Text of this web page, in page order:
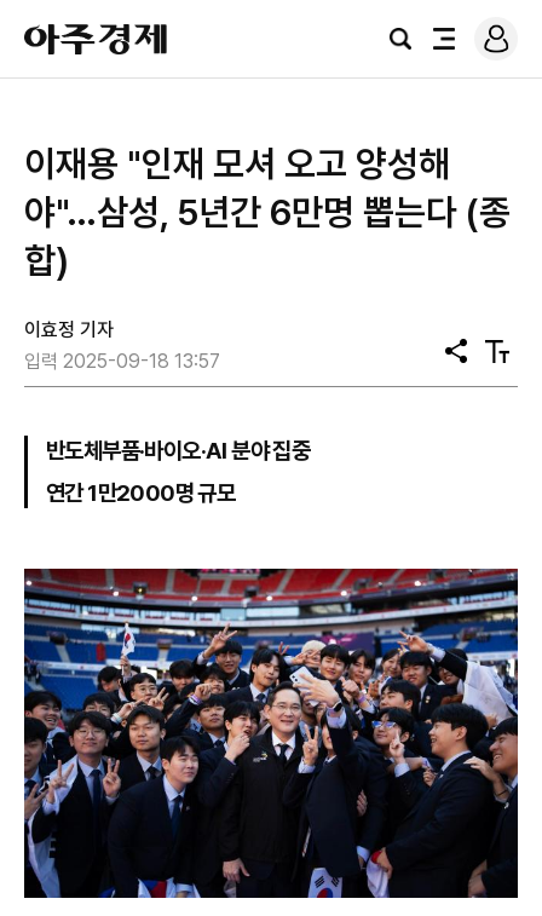
아
주
경
검
전
로
그
이재용 "인재 모셔 오고 양성해
야"…삼성, 5년간 6만명 뽑는다 (종
합)
이효정 기자
입력 2025-09-18 13:57
공
유
텍
스
반도체부품·바이오·AI 분야 집중
연간 1만2000명 규모